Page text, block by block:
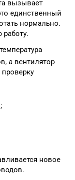
вызывает
единственный
нормально.
а вентилятор
новое